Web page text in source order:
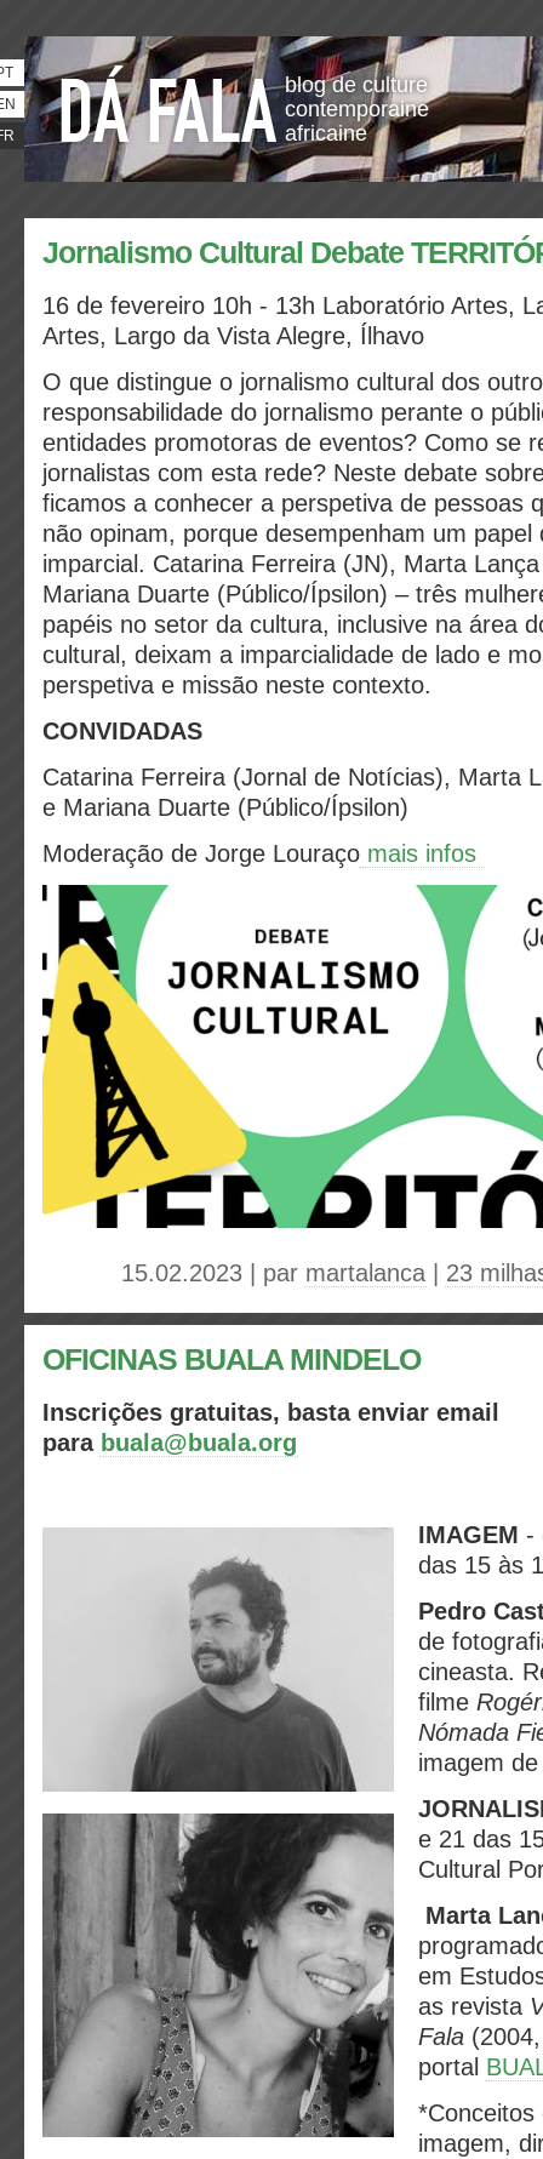
blog de culture
contemporaine
africaine
Jornalismo Cultural Debate
16 de fevereiro 10h - 13h Laboratório Artes,
Artes, Largo da Vista Alegre, Ílhavo
O que distingue o jornalismo cultural dos
responsabilidade do jornalismo perante o
entidades promotoras de eventos? Como se
jornalistas com esta rede? Neste debate
ficamos a conhecer a perspetiva de pessoas
não opinam, porque desempenham um papel
imparcial. Catarina Ferreira (JN), Marta
Mariana Duarte (Público/Ípsilon) – três
papéis no setor da cultura, inclusive na área
cultural, deixam a imparcialidade de lado e
perspetiva e missão neste contexto.
CONVIDADAS
Catarina Ferreira (Jornal de Notícias), Marta
e Mariana Duarte (Público/Ípsilon)
Moderação de Jorge Louraço mais infos
15.02.2023 | par martalanca 23
OFICINAS BUALA MINDELO
Inscrições gratuitas, basta enviar email
para buala@buala.org
IMAGEM -
das 15 às
Pedro
de
cineasta.
filme
Nómada
imagem
e 21 das
Cultural
Marta
em
as revista
Fala
portal
*Conceitos
imagem,